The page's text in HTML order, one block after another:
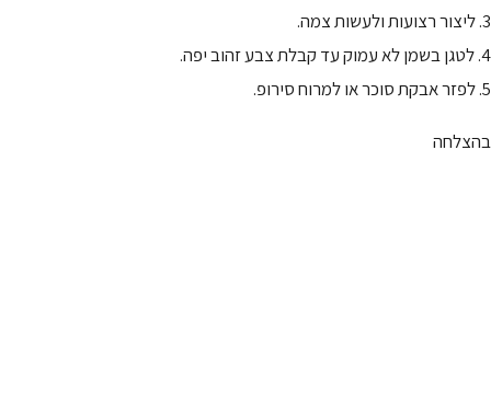
3. ליצור רצועות ולעשות צמה.
4. לטגן בשמן לא עמוק עד קבלת צבע זהוב יפה.
5. לפזר אבקת סוכר או למרוח סירופ.
בהצלחה